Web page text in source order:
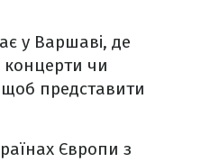
у Варшаві, де
концерти чи
представити
Європи з